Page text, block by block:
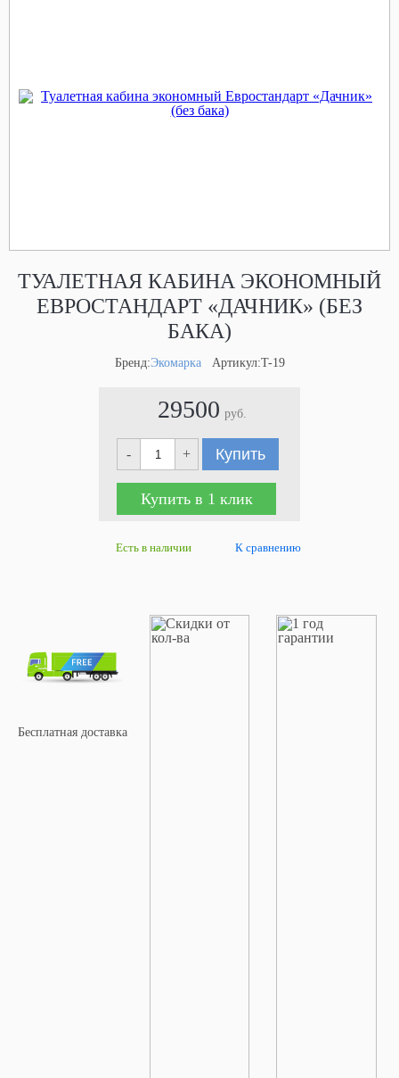
ТУАЛЕТНАЯ КАБИНА ЭКОНОМНЫЙ
ЕВРОСТАНДАРТ «ДАЧНИК» (БЕЗ
БАКА)
Бренд:ЭкомаркаАртикул:T-19
29500 руб.
- + Купить
Купить в 1 клик
Есть в наличии К сравнению
Бесплатная доставка